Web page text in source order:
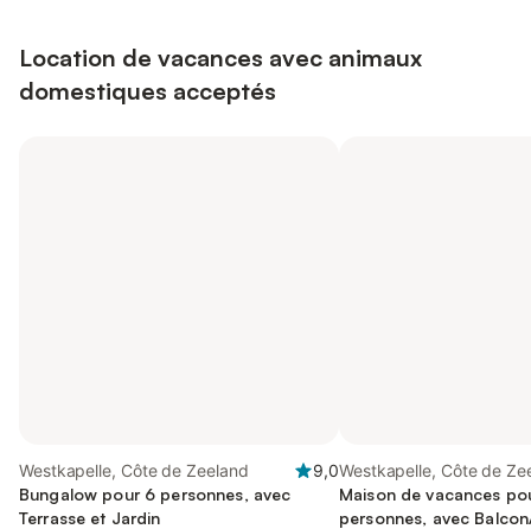
Location de vacances avec animaux
domestiques acceptés
Westkapelle, Côte de Zeeland
9,0
Bungalow pour 6 personnes, avec
Terrasse et Jardin
Westkapelle, Côte de
Maison de vacances
personnes, avec